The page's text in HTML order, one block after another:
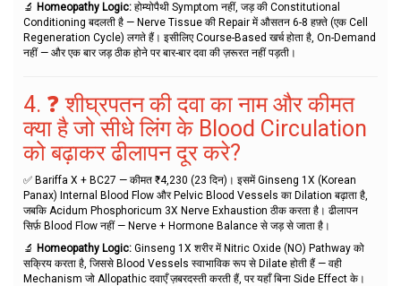
🔬 Homeopathy Logic: होम्योपैथी Symptom नहीं, जड़ की Constitutional
Conditioning बदलती है — Nerve Tissue की Repair में औसतन 6-8 हफ़्ते (एक Cell
Regeneration Cycle) लगते हैं। इसीलिए Course-Based खर्च होता है, On-Demand
नहीं — और एक बार जड़ ठीक होने पर बार-बार दवा की ज़रूरत नहीं पड़ती।
4. ❓ शीघ्रपतन की दवा का नाम और कीमत
क्या है जो सीधे लिंग के Blood Circulation
को बढ़ाकर ढीलापन दूर करे?
✅ Bariffa X + BC27 — कीमत ₹4,230 (23 दिन)। इसमें Ginseng 1X (Korean
Panax) Internal Blood Flow और Pelvic Blood Vessels का Dilation बढ़ाता है,
जबकि Acidum Phosphoricum 3X Nerve Exhaustion ठीक करता है। ढीलापन
सिर्फ़ Blood Flow नहीं — Nerve + Hormone Balance से जड़ से जाता है।
🔬 Homeopathy Logic: Ginseng 1X शरीर में Nitric Oxide (NO) Pathway को
सक्रिय करता है, जिससे Blood Vessels स्वाभाविक रूप से Dilate होती हैं — वही
Mechanism जो Allopathic दवाएँ ज़बरदस्ती करती हैं, पर यहाँ बिना Side Effect के।